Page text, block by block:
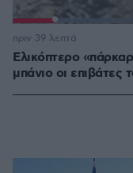
Ελικόπτερο
μπάνιο οι επιβάτες
πριν 39 λεπτά